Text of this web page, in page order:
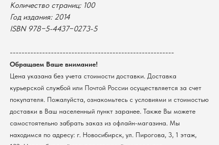
Количество страниц: 100
Год издания: 2014
ISBN 978−5-4437−0273-5
--------------------------------------------------------
Обращаем Ваше внимание!
Цена указана без учета стоимости доставки. Доставка
курьерской службой или Почтой России осуществляется за счет
покупателя. Пожалуйста, ознакомьтесь с условиями и стоимостью
доставки в Ваш населенный пункт заранее. Также Вы можете
самостоятельно забрать заказ из офлайн-магазина. Мы
находимся по адресу: г. Новосибирск, ул. Пирогова, 3, 1 этаж,
Контакты
@2026 Новосибирский государственный университет.
Все права защищены
Политика обработки персональных данных
Согласие на обработку персональных данных
Новосибирский государственный
ИНН 5408106490
КПП 540801001